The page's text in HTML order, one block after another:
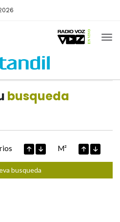
busqueda
M²
busqueda